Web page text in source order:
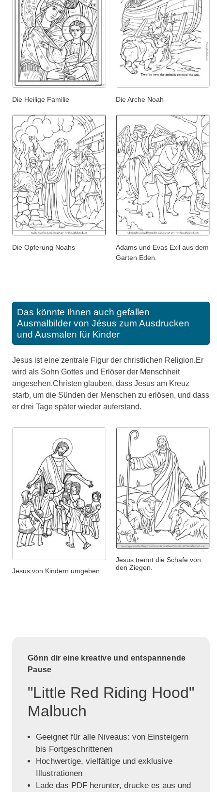
Die Heilige Familie Die Arche Noah
Die Opferung Noahs
Adams und Evas Exil aus dem
Garten Eden.
Das könnte Ihnen auch gefallen
Ausmalbilder von Jésus zum Ausdrucken
und Ausmalen für Kinder
Jesus ist eine zentrale Figur der christlichen Religion.Er
wird als Sohn Gottes und Erlöser der Menschheit
angesehen.Christen glauben, dass Jesus am Kreuz
starb, um die Sünden der Menschen zu erlösen, und dass
er drei Tage später wieder auferstand.
Jesus von Kindern umgeben
Jesus trennt die Schafe von
den Ziegen.
Gönn dir eine kreative und entspannende
Pause
"Little Red Riding Hood"
Malbuch
Geeignet für alle Niveaus: von Einsteigern
bis Fortgeschrittenen
Hochwertige, vielfältige und exklusive
Illustrationen
Lade das PDF herunter, drucke es aus und